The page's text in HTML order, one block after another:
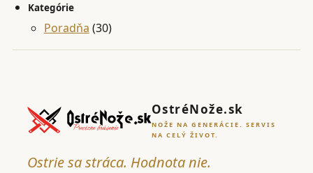
Kategórie
Poradňa (30)
OstréNože.sk
NOŽE NA GENERÁCIE. SERVIS
NA CELÝ ŽIVOT.
Ostrie sa stráca. Hodnota nie.